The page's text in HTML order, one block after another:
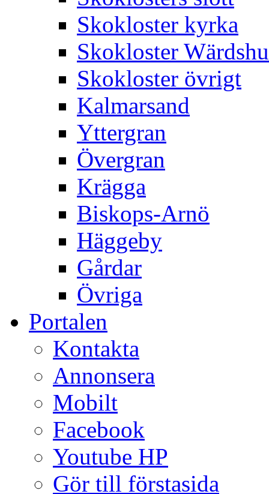
Skokloster kyrka
Skokloster
Skokloster övrigt
Kalmarsand
Yttergran
Övergran
Krägga
Biskops-Arnö
Häggeby
Gårdar
Övriga
Portalen
Kontakta
Annonsera
Mobilt
Facebook
Youtube HP
Gör till förstasida